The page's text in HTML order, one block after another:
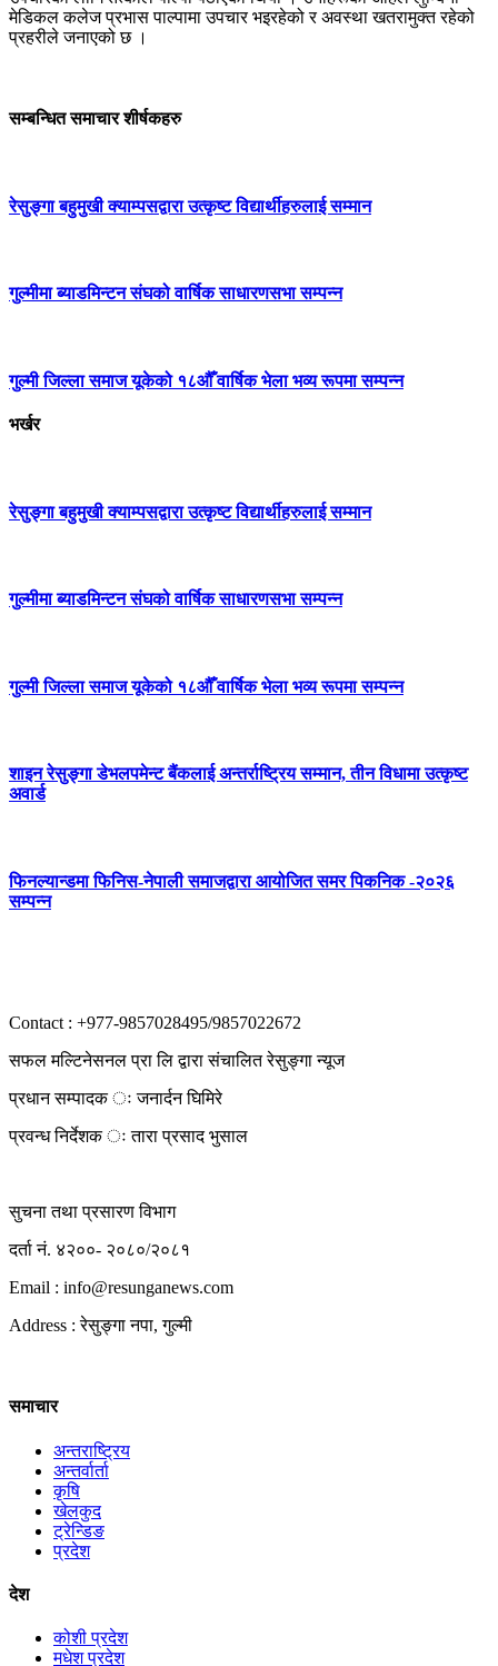
मेडिकल कलेज प्रभास पाल्पामा उपचार भइरहेको र अवस्था खतरामुक्त रहेको
प्रहरीले जनाएको छ ।
सम्बन्धित समाचार शीर्षकहरु
रेसुङ्गा बहुमुखी क्याम्पसद्वारा उत्कृष्ट विद्यार्थीहरुलाई सम्मान
गुल्मीमा ब्याडमिन्टन संघको वार्षिक साधारणसभा सम्पन्न
गुल्मी जिल्ला समाज यूकेको १८औँ वार्षिक भेला भव्य रूपमा सम्पन्न
भर्खर
रेसुङ्गा बहुमुखी क्याम्पसद्वारा उत्कृष्ट विद्यार्थीहरुलाई सम्मान
गुल्मीमा ब्याडमिन्टन संघको वार्षिक साधारणसभा सम्पन्न
गुल्मी जिल्ला समाज यूकेको १८औँ वार्षिक भेला भव्य रूपमा सम्पन्न
शाइन रेसुङ्गा डेभलपमेन्ट बैंकलाई अन्तर्राष्ट्रिय सम्मान, तीन विधामा उत्कृष्ट
अवार्ड
फिनल्यान्डमा फिनिस-नेपाली समाजद्वारा आयोजित समर पिकनिक -२०२६
सम्पन्न
Contact : +977-9857028495/9857022672
सफल मल्टिनेसनल प्रा लि द्वारा संचालित रेसुङ्गा न्यूज
प्रधान सम्पादक ः जनार्दन घिमिरे
प्रवन्ध निर्देशक ः तारा प्रसाद भुसाल
सुचना तथा प्रसारण विभाग
दर्ता नं. ४२००- २०८०/२०८१
Email : info@resunganews.com
Address : रेसुङ्गा नपा, गुल्मी
समाचार
अन्तराष्ट्रिय
अन्तर्वार्ता
कृषि
खेलकुद
ट्रेन्डिङ
प्रदेश
देश
कोशी प्रदेश
मधेश प्रदेश